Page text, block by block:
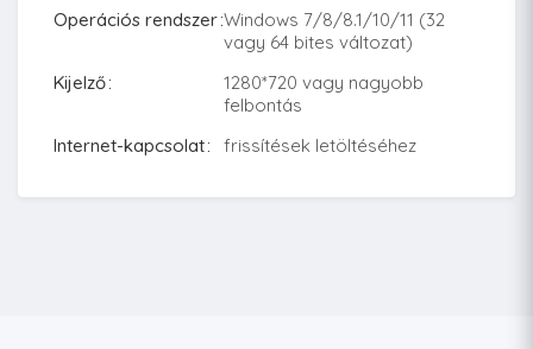
Operációs rendszer Windows 7/8/8.1/10/11 (32
vagy 64 bites változat)
Kijelző
1280*720 vagy nagyobb
felbontás
Internet-kapcsolat
frissítések letöltéséhez